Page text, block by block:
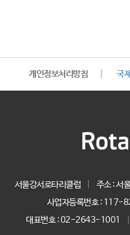
개인정보처리방침 국
서울강서로타리클럽
주소 : 서
사업자등록번호 :117-
대표번호 :02-2643-1001